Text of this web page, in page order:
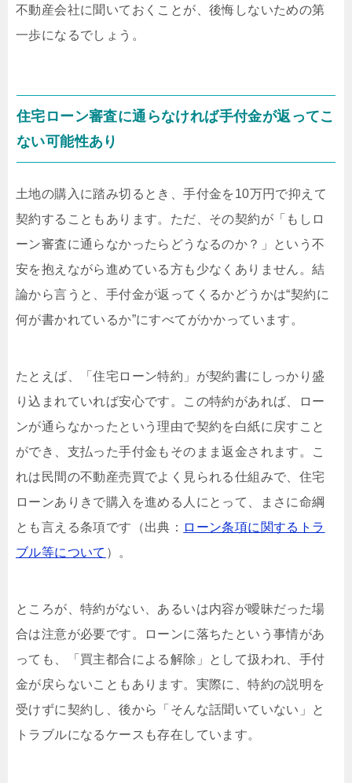
不動産会社に聞いておくことが、後悔しないための第
一歩になるでしょう。
住宅ローン審査に通らなければ手付金が返ってこ
ない可能性あり
土地の購入に踏み切るとき、手付金を10万円で抑えて
契約することもあります。ただ、その契約が「もしロ
ーン審査に通らなかったらどうなるのか？」という不
安を抱えながら進めている方も少なくありません。結
論から言うと、手付金が返ってくるかどうかは“契約に
何が書かれているか”にすべてがかかっています。
たとえば、「住宅ローン特約」が契約書にしっかり盛
り込まれていれば安心です。この特約があれば、ロー
ンが通らなかったという理由で契約を白紙に戻すこと
ができ、支払った手付金もそのまま返金されます。こ
れは民間の不動産売買でよく見られる仕組みで、住宅
ローンありきで購入を進める人にとって、まさに命綱
とも言える条項です（出典： ローン条項に関するトラ
ブル等について ）。
ところが、特約がない、あるいは内容が曖昧だった場
合は注意が必要です。ローンに落ちたという事情があ
っても、「買主都合による解除」として扱われ、手付
金が戻らないこともあります。実際に、特約の説明を
受けずに契約し、後から「そんな話聞いていない」と
トラブルになるケースも存在しています。